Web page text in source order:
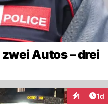
Autos – drei
1 1d